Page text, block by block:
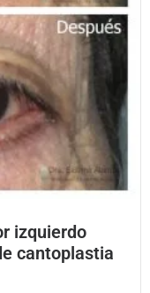
izquierdo
cantoplastia